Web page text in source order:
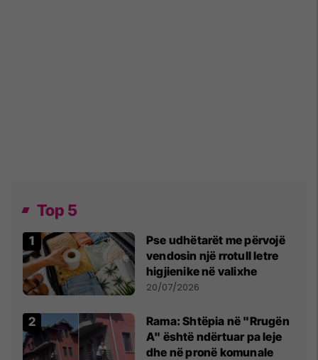
Top 5
Pse udhëtarët me përvojë
vendosin një rrotull letre
higjienike në valixhe
20/07/2026
Rama: Shtëpia në "Rrugën
A" është ndërtuar pa leje
dhe në pronë komunale